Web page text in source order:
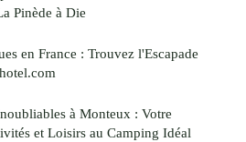
Pinède à Die
en France : Trouvez l'Escapade
à Monteux : Votre
et Loisirs au Camping Idéal